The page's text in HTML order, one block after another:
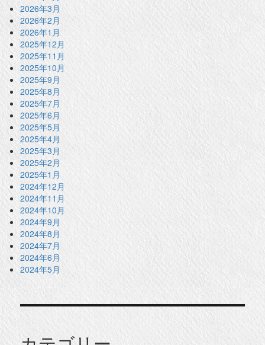
2026年3月
2026年2月
2026年1月
2025年12月
2025年11月
2025年10月
2025年9月
2025年8月
2025年7月
2025年6月
2025年5月
2025年4月
2025年3月
2025年2月
2025年1月
2024年12月
2024年11月
2024年10月
2024年9月
2024年8月
2024年7月
2024年6月
2024年5月